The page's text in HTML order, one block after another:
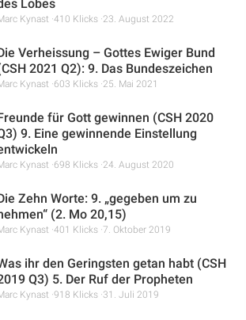
Lobes
Kynast 410 Klicks 23. August 2022
Verheissung – Gottes Ewiger Bund
2021 Q2): 9. Das Bundeszeichen
Kynast 603 Klicks 25. Mai 2021
für Gott gewinnen (CSH 2020
9. Eine gewinnende Einstellung
Kynast 698 Klicks 24. August 2020
Zehn Worte: 9. „gegeben um zu
(2. Mo 20,15)
Kynast 401 Klicks 7. Oktober 2019
ihr den Geringsten getan habt (CSH
Q3) 5. Der Ruf der Propheten
Kynast 918 Klicks 31. Juli 2019